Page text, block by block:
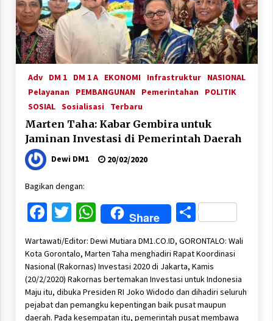
Adv DM 1 DM 1 A EKONOMI Infrastruktur
NASIONAL
Pelayanan
PEMBANGUNAN Pemerintahan
POLITIK
SOSIAL Sosialisasi Terbaru
Marten Taha: Kabar Gembira untuk
Jaminan Investasi di Pemerintah Daerah
Dewi DM1 20/02/2020
Bagikan dengan:
Facebook
Twitter
WhatsApp
Share Share
Wartawati/Editor: Dewi Mutiara DM1.CO.ID, GORONTALO: Wali
Kota Gorontalo, Marten Taha menghadiri Rapat Koordinasi
Nasional (Rakornas) Investasi 2020 di Jakarta, Kamis
(20/2/2020) Rakornas bertemakan Investasi untuk Indonesia
Maju itu, dibuka Presiden RI Joko Widodo dan dihadiri seluruh
pejabat dan pemangku kepentingan baik pusat maupun
daerah. Pada kesempatan itu, pemerintah pusat membawa